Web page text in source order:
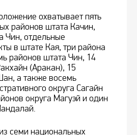
охватывает пять
районов штата Качин,
Чин, отдельные
в штате Кая, три района
районов штата Чин, 14
(Аракан), 15
а также восемь
округа Сагайн
округа Магуэй и один
семи национальных